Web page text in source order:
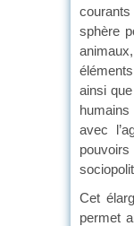
courants
sphère
ainsi
avec
Cet
permet